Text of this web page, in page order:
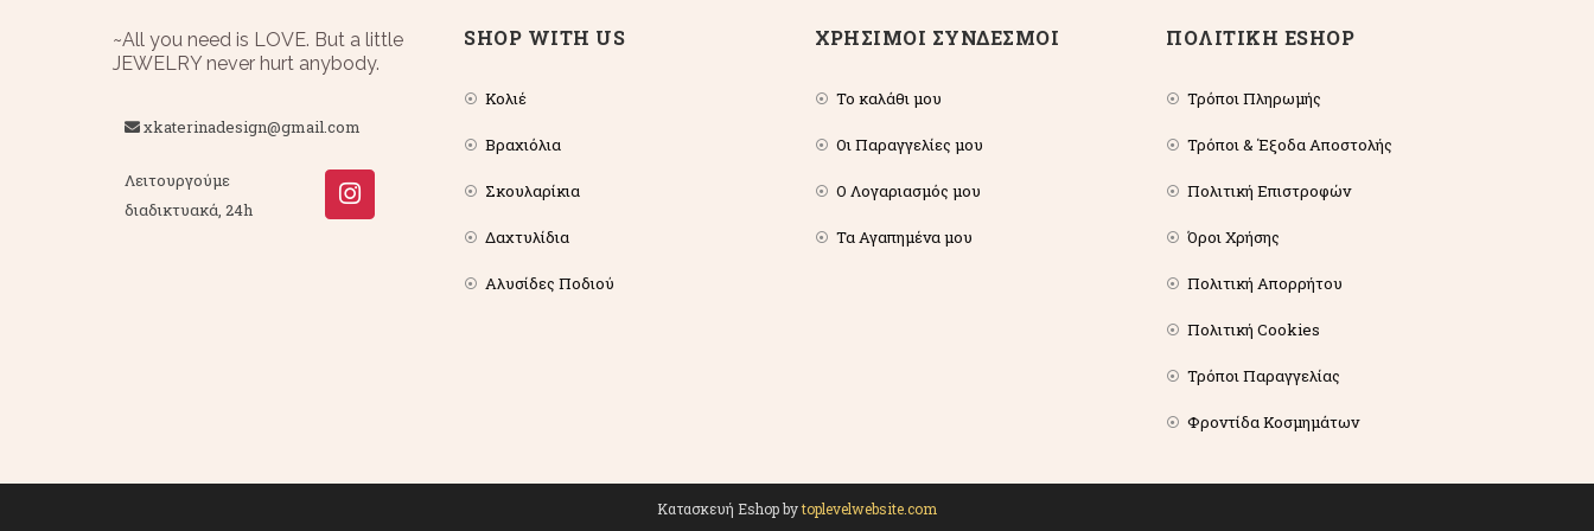
~All you need is LOVE. But a little
JEWELRY never hurt anybody.
xkaterinadesign@gmail.com
Λειτουργούμε
διαδικτυακά, 24h
SHOP WITH US
Κολιέ
Βραχιόλια
Σκουλαρίκια
Δαχτυλίδια
Αλυσίδες Ποδιού
ΧΡΗΣΙΜΟΙ ΣΥΝΔΕΣΜΟΙ
Το καλάθι μου
Οι Παραγγελίες μου
Ο Λογαριασμός μου
Τα Αγαπημένα μου
ΠΟΛΙΤΙΚΗ ESHOP
Τρόποι Πληρωμής
Τρόποι & Έξοδα Αποστολής
Πολιτική Επιστροφών
Όροι Χρήσης
Πολιτική Απορρήτου
Πολιτική Cookies
Τρόποι Παραγγελίας
Φροντίδα Κοσμημάτων
Κατασκευή Eshop bytoplevelwebsite.com